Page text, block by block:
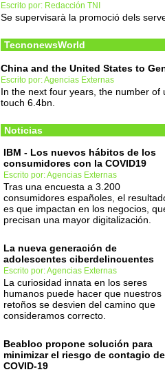
Escrito por: Redacción TNI
Se supervisarà la promoció dels
TecnonewsWorld
China and the United States to
Escrito por: Agencias Externas
In the next four years, the number
touch 6.4bn.
Noticias
IBM - Los nuevos hábitos de los
consumidores con la COVID19
Escrito por: Agencias Externas
Tras una encuesta a 3.200
consumidores españoles, el
es que impactan en los negocios,
precisan una mayor digitalización.
La nueva generación de
adolescentes ciberdelincuentes
Escrito por: Agencias Externas
La curiosidad innata en los seres
humanos puede hacer que nuestros
retoños se desvien del camino que
consideramos correcto.
Beabloo propone solución para
minimizar el riesgo de contagio de
COVID-19